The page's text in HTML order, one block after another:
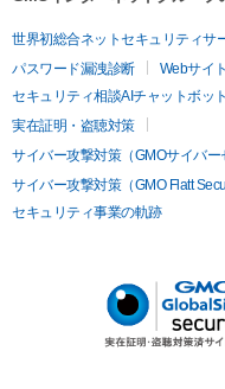
世界初総合ネットセキュリティサ
パスワード漏洩診断
Webサイ
セキュリティ相談AIチャットボット
実在証明・盗聴対策
サイバー攻撃対策（GMOサイバー
サイバー攻撃対策（GMO Flatt
セキュリティ事業の軌跡